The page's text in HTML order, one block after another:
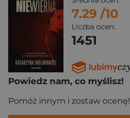
7.29 /10
Liczba ocen:
1451
Powiedz nam, co myślisz!
Pomóż innym i zostaw ocenę!